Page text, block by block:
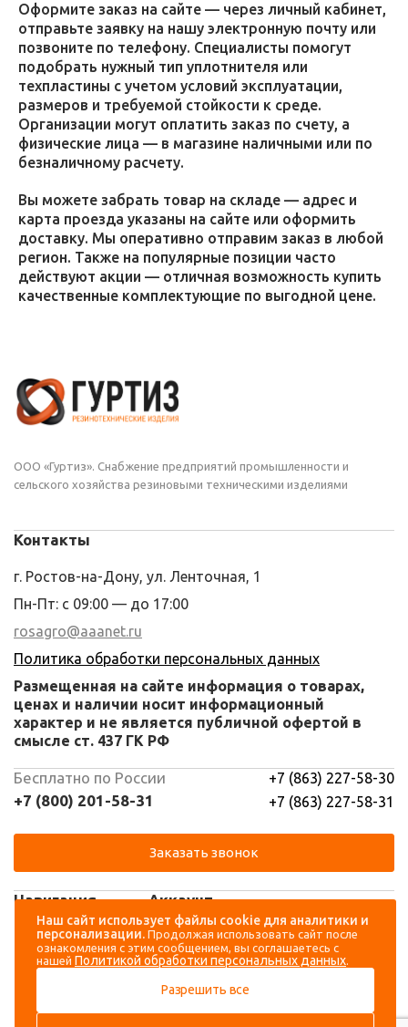
Оформите заказ на сайте — через личный кабинет,
отправьте заявку на нашу электронную почту или
позвоните по телефону. Специалисты помогут
подобрать нужный тип уплотнителя или
техпластины с учетом условий эксплуатации,
размеров и требуемой стойкости к среде.
Организации могут оплатить заказ по счету, а
физические лица — в магазине наличными или по
безналичному расчету.
Вы можете забрать товар на складе — адрес и
карта проезда указаны на сайте или оформить
доставку. Мы оперативно отправим заказ в любой
регион. Также на популярные позиции часто
действуют акции — отличная возможность купить
качественные комплектующие по выгодной цене.
ООО «Гуртиз». Снабжение предприятий промышленности и
сельского хозяйства резиновыми техническими изделиями
Навигация
Каталог
О компании
Доставка и оплата
Аккаунт
Вход
Регистрация
Контакты
г. Ростов-на-Дону, ул. Ленточная, 1
Пн-Пт: с 09:00 — до 17:00
rosagro@aaanet.ru
Политика обработки персональных данных
Размещенная на сайте информация о товарах,
ценах и наличии носит информационный
характер и не является публичной офертой в
смысле ст. 437 ГК РФ
Бесплатно по России
+7 (800) 201-58-31
+7 (863) 227-58-30
+7 (863) 227-58-31
Заказать звонок
Наш сайт использует файлы cookie для аналитики и
персонализации. Продолжая использовать сайт после
ознакомления с этим сообщением, вы соглашаетесь с
нашей Политикой обработки персональных данных.
Разрешить все